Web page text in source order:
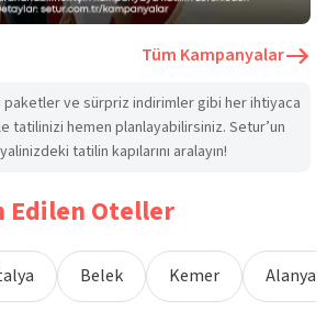
Tüm Kampanyalar
paketler ve sürpriz indirimler gibi her ihtiyaca
tatilinizi hemen planlayabilirsiniz. Setur’un
tatilin kapılarını aralayın!
Edilen Oteller
Belek Kemer Alanya